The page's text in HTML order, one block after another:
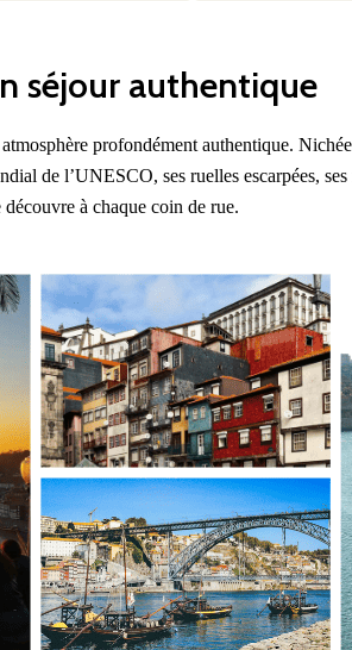
séjour authentique
profondément authentique.
de l’UNESCO, ses ruelles escarpées,
à chaque coin de rue.